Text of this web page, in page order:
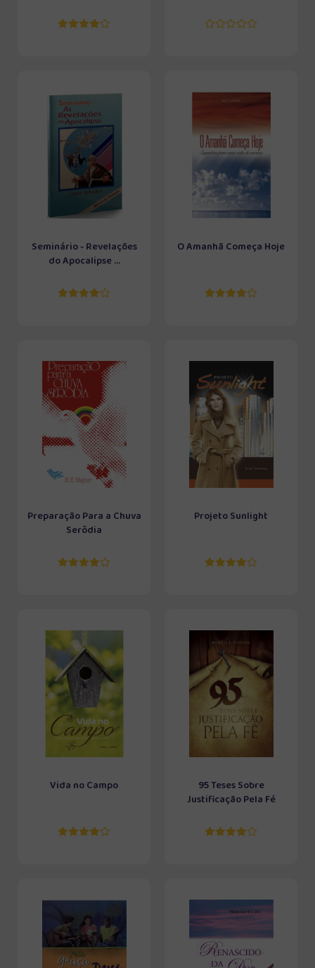
Seminário - Revelações
do Apocalipse ...
O Amanhã Começa Hoje
Preparação Para a Chuva
Serôdia
Projeto Sunlight
Vida no Campo
95 Teses Sobre
Justificação Pela Fé